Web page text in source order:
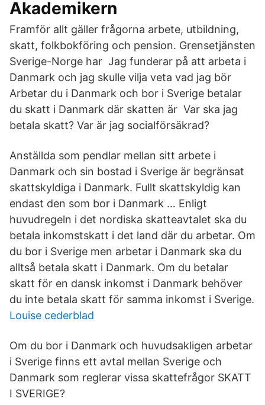
Akademikern
Framför allt gäller frågorna arbete, utbildning,
skatt, folkbokföring och pension. Grensetjänsten
Sverige-Norge har Jag funderar på att arbeta i
Danmark och jag skulle vilja veta vad jag bör
Arbetar du i Danmark och bor i Sverige betalar
du skatt i Danmark där skatten är Var ska jag
betala skatt? Var är jag socialförsäkrad?
Anställda som pendlar mellan sitt arbete i
Danmark och sin bostad i Sverige är begränsat
skattskyldiga i Danmark. Fullt skattskyldig kan
endast den som bor i Danmark … Enligt
huvudregeln i det nordiska skatteavtalet ska du
betala inkomstskatt i det land där du arbetar. Om
du bor i Sverige men arbetar i Danmark ska du
alltså betala skatt i Danmark. Om du betalar
skatt för en dansk inkomst i Danmark behöver
du inte betala skatt för samma inkomst i Sverige.
Louise cederblad
Om du bor i Danmark och huvudsakligen arbetar
i Sverige finns ett avtal mellan Sverige och
Danmark som reglerar vissa skattefrågor SKATT
I SVERIGE?